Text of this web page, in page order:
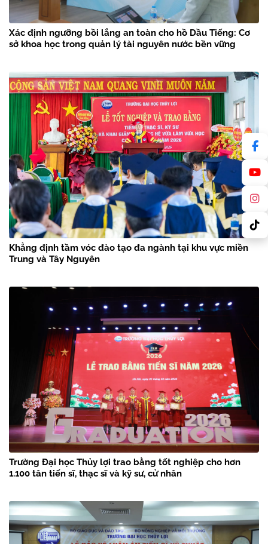
Xác định ngưỡng bồi lắng an toàn cho hồ Dầu Tiếng: Cơ
sở khoa học trong quản lý tài nguyên nước bền vững
Khẳng định tầm vóc đào tạo đa ngành tại khu vực miền
Trung và Tây Nguyên
Trường Đại học Thủy lợi trao bằng tốt nghiệp cho hơn
1.100 tân tiến sĩ, thạc sĩ và kỹ sư, cử nhân